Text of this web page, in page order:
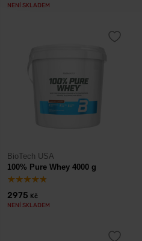
NENÍ SKLADEM
BioTech USA
100% Pure Whey 4000 g
2975 Kč
NENÍ SKLADEM